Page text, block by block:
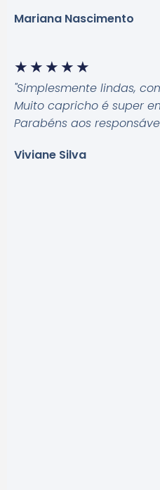
Mariana Nascimento
★ ★ ★ ★ ★
"Simplesmente lindas,
Muito capricho é super
Parabéns aos
Viviane Silva